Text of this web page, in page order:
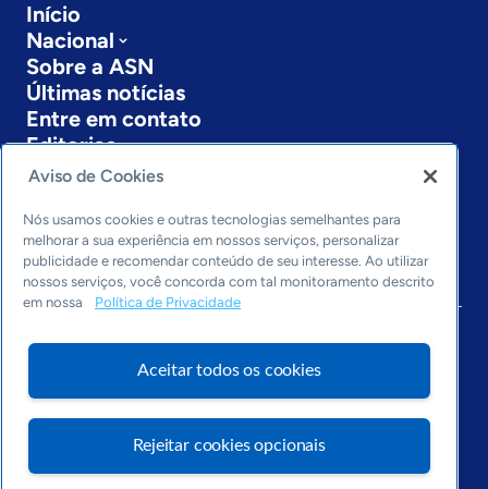
Início
Nacional
Sobre a ASN
Últimas notícias
Entre em contato
Editorias
Economia & Política
Inovação & Tecnologia
Cultura empreendedora
Dados
Arquivo
Aviso de Cookies
Nós usamos cookies e outras tecnologias semelhantes para
melhorar a sua experiência em nossos serviços, personalizar
publicidade e recomendar conteúdo de seu interesse. Ao utilizar
nossos serviços, você concorda com tal monitoramento descrito
em nossa
Política de Privacidade
Aceitar todos os cookies
Rejeitar cookies opcionais